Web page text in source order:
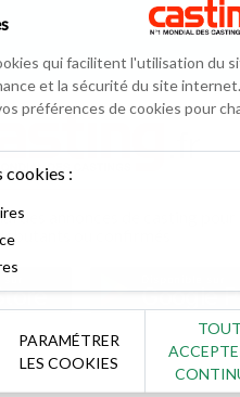
des annonces de casting pour
ou confirmés
Google
qui facilitent l'utilisation du
et la sécurité du site internet.
préférences de cookies pour
cookies :
PARAMÉTRER
LES COOKIES
TOUT